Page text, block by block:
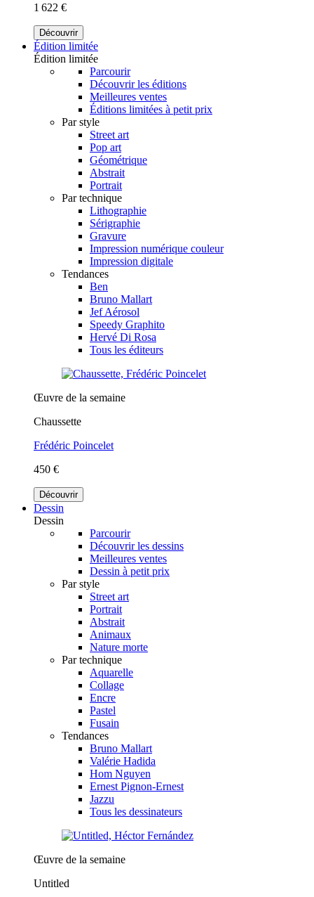
1 622 €
Découvrir
Édition limitée
Édition limitée
Parcourir
Découvrir les éditions
Meilleures ventes
Éditions limitées à petit prix
Par style
Street art
Pop art
Géométrique
Abstrait
Portrait
Par technique
Lithographie
Sérigraphie
Gravure
Impression numérique couleur
Impression digitale
Tendances
Ben
Bruno Mallart
Jef Aérosol
Speedy Graphito
Hervé Di Rosa
Tous les éditeurs
Œuvre de la semaine
Chaussette
Frédéric Poincelet
450 €
Découvrir
Dessin
Dessin
Parcourir
Découvrir les dessins
Meilleures ventes
Dessin à petit prix
Par style
Street art
Portrait
Abstrait
Animaux
Nature morte
Par technique
Aquarelle
Collage
Encre
Pastel
Fusain
Tendances
Bruno Mallart
Valérie Hadida
Hom Nguyen
Ernest Pignon-Ernest
Jazzu
Tous les dessinateurs
Œuvre de la semaine
Untitled